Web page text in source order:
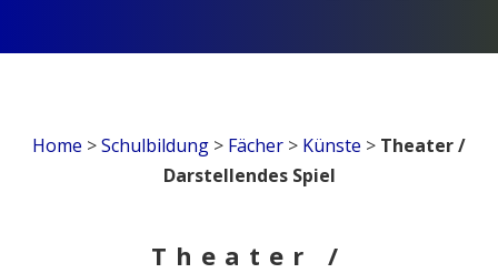
Home >Schulbildung > Fächer > Künste > Theater /
Darstellendes Spiel
Theater /